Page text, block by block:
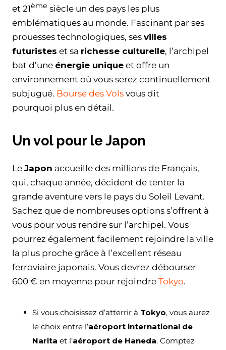
et 21ème siècle un des pays les plus
emblématiques au monde. Fascinant par ses
prouesses technologiques, ses villes
futuristes et sa richesse culturelle, l’archipel
bat d’une énergie unique et offre un
environnement où vous serez continuellement
subjugué. Bourse des Vols vous dit
pourquoi plus en détail.
Un vol pour le Japon
Le Japon accueille des millions de Français,
qui, chaque année, décident de tenter la
grande aventure vers le pays du Soleil Levant.
Sachez que de nombreuses options s’offrent à
vous pour vous rendre sur l’archipel. Vous
pourrez également facilement rejoindre la ville
la plus proche grâce à l’excellent réseau
ferroviaire japonais. Vous devrez débourser
600 € en moyenne pour rejoindre Tokyo.
Si vous choisissez d’atterrir à Tokyo, vous aurez
le choix entre l’aéroport international de
Narita et l’aéroport de Haneda. Comptez